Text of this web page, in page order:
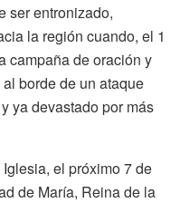
ser entronizado,
la región cuando, el 1
campaña de oración y
borde de un ataque
ya devastado por más
el próximo 7 de
de María, Reina de la